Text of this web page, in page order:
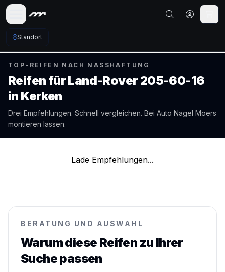
Standort
TOP-REIFEN NACH NASSHAFTUNG
Reifen fürLand-Rover 205-60-16
in Kerken
Drei Empfehlungen. Schnell vergleichen. Bei Auto Nagel Moers
montieren lassen.
Lade Empfehlungen...
BERATUNG UND AUSWAHL
Warum diese Reifen zu Ihrer
Suche passen